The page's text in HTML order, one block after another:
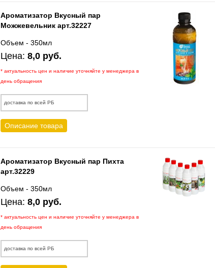
Ароматизатор Вкусный пар
Можжевельник арт.32227
Объем - 350мл
Цена: 8,0 руб.
* актуальность цен и наличие уточняйте у менеджера в
день обращения
доставка по всей РБ
Описание товара
Ароматизатор Вкусный пар Пихта
арт.32229
Объем - 350мл
Цена: 8,0 руб.
* актуальность цен и наличие уточняйте у менеджера в
день обращения
доставка по всей РБ